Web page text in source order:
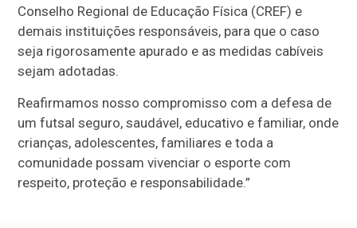
Conselho Regional de Educação Física (CREF) e
demais instituições responsáveis, para que o caso
seja rigorosamente apurado e as medidas cabíveis
sejam adotadas.
Reafirmamos nosso compromisso com a defesa de
um futsal seguro, saudável, educativo e familiar, onde
crianças, adolescentes, familiares e toda a
comunidade possam vivenciar o esporte com
respeito, proteção e responsabilidade.”